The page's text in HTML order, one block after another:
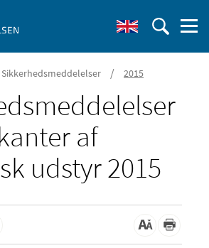
Sikkerhedsmeddelelser / 2015
af
udstyr 2015